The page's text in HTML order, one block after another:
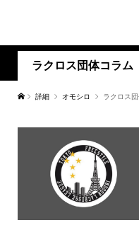
ラクロス団体コラム
詳細 オモシロ ラクロス